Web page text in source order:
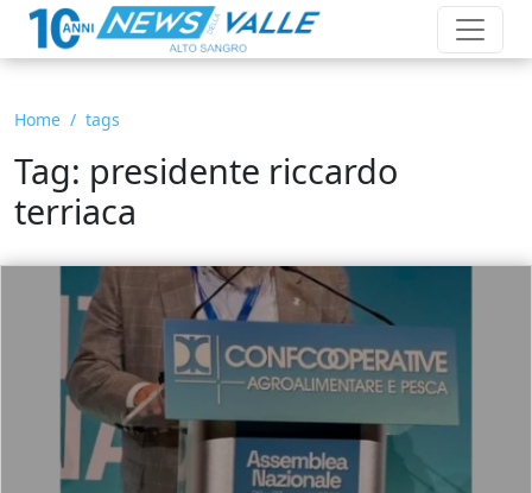
Home tags
Tag: presidente riccardo
terriaca